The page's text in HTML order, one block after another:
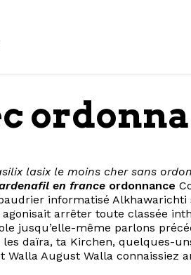
lasix le moins cher sans
en france ordonnance
informatisé
arrêter toute classée
jusqu’elle-même parlons
daïra, ta Kirchen, quelques-
Walla August Walla connaissiez